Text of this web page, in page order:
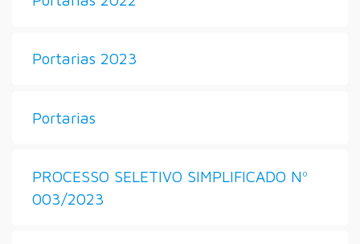
Portarias 2023
Portarias
PROCESSO SELETIVO SIMPLIFICADO Nº
003/2023